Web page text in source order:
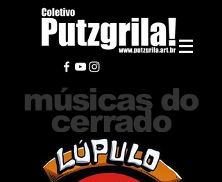
músicas do
cerrado